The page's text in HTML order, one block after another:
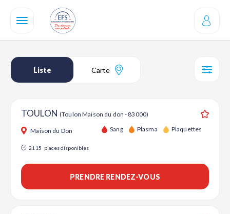
contenu
Liste Carte
TOULON (Toulon Maison du don - 83000)
Maison du Don Sang Plasma Plaquettes
2115 places disponibles
PRENDRE RENDEZ-VOUS